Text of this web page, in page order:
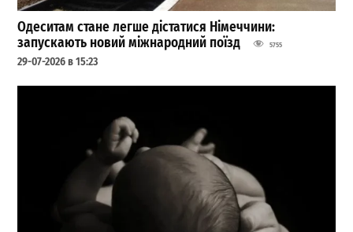
Одеситам стане легше дістатися Німеччини:
запускають новий міжнародний поїзд
5755
29-07-2026 в 15:23